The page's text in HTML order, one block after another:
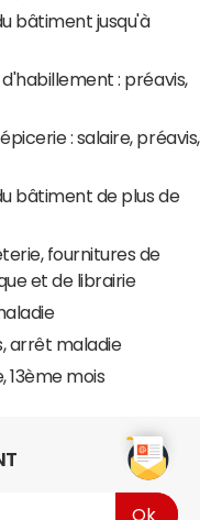
bâtiment jusqu'à
: préavis,
: salaire, préavis,
bâtiment de plus de
fournitures de
et de librairie
arrêt maladie
13ème mois